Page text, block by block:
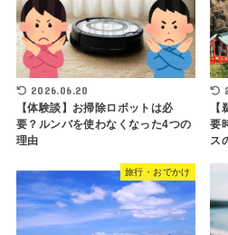
2026.06.20
【体験談】お掃除ロボットは必
要？ルンバを使わなくなった4つの
理由
要
ス
旅行・おでかけ